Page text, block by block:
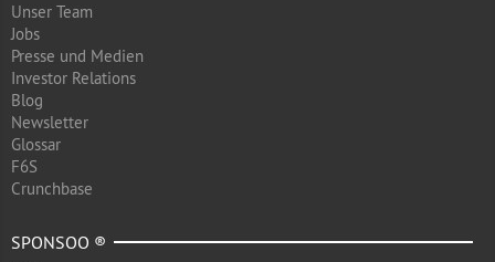
Unser Team
Jobs
Presse und Medien
Investor Relations
Blog
Newsletter
Glossar
F6S
Crunchbase
SPONSOO ®